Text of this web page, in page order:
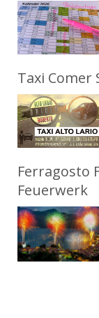
Taxi Comer
Ferragosto
Feuerwerk